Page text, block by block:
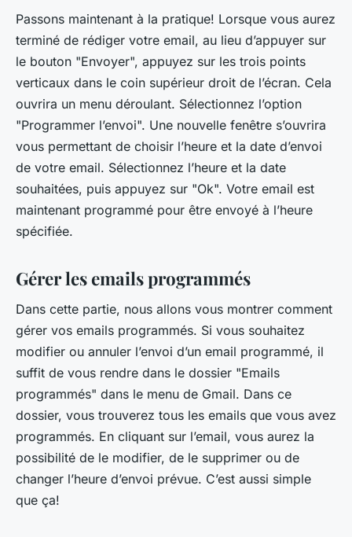
Passons maintenant à la pratique! Lorsque vous aurez
terminé de rédiger votre email, au lieu d’appuyer sur
le bouton "Envoyer", appuyez sur les trois points
verticaux dans le coin supérieur droit de l’écran. Cela
ouvrira un menu déroulant. Sélectionnez l’option
"Programmer l’envoi". Une nouvelle fenêtre s’ouvrira
vous permettant de choisir l’heure et la date d’envoi
de votre email. Sélectionnez l’heure et la date
souhaitées, puis appuyez sur "Ok". Votre email est
maintenant programmé pour être envoyé à l’heure
spécifiée.
Gérer les emails programmés
Dans cette partie, nous allons vous montrer comment
gérer vos emails programmés. Si vous souhaitez
modifier ou annuler l’envoi d’un email programmé, il
suffit de vous rendre dans le dossier "Emails
programmés" dans le menu de Gmail. Dans ce
dossier, vous trouverez tous les emails que vous avez
programmés. En cliquant sur l’email, vous aurez la
possibilité de le modifier, de le supprimer ou de
changer l’heure d’envoi prévue. C’est aussi simple
que ça!